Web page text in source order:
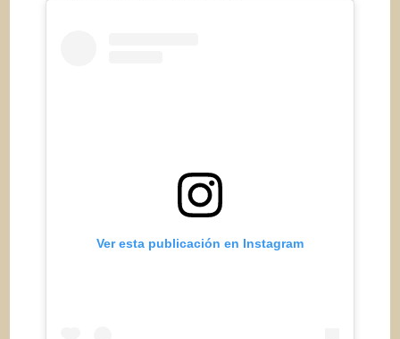
Ver esta publicación en Instagram